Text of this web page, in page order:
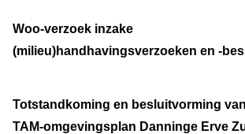
Woo-verzoek inzake
(milieu)handhavingsverzoeken en -
Totstandkoming en besluitvorming
TAM-omgevingsplan Danninge Erve